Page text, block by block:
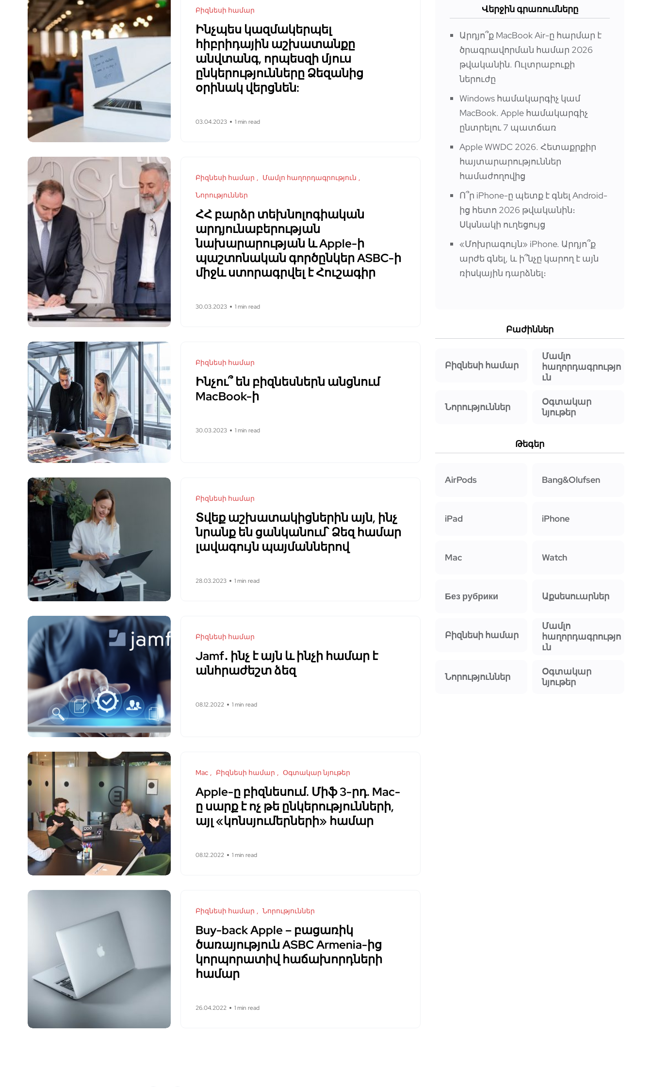
Բիզնեսի համար
Ինչպես կազմակերպել
հիբրիդային աշխատանքը
անվտանգ, որպեսզի մյուս
ընկերությունները Ձեզանից
օրինակ վերցնեն:
03.04.2023 1 min read
Բիզնեսի համար
Մամլո հաղորդագրություն
Նորություններ
ՀՀ բարձր տեխնոլոգիական
արդյունաբերության
նախարարության և Apple-ի
պաշտոնական գործընկեր ASBC-ի
միջև ստորագրվել է Հուշագիր
30.03.2023 1 min read
Բիզնեսի համար
Ինչու՞ են բիզնեսներն անցնում
MacBook-ի
30.03.2023 1 min read
Բիզնեսի համար
Տվեք աշխատակիցներին այն, ինչ
նրանք են ցանկանում՝ Ձեզ համար
լավագույն պայմաններով
28.03.2023 1 min read
Բիզնեսի համար
Jamf․ ինչ է այն և ինչի համար է
անհրաժեշտ ձեզ
08.12.2022 1 min read
Mac Բիզնեսի համար Օգտակար նյութեր
Apple-ը բիզնեսում. Միֆ 3-րդ. Mac-
ը սարք է ոչ թե ընկերությունների,
այլ «կոնսյումերների» համար
08.12.2022 1 min read
Բիզնեսի համար Նորություններ
Buy-back Apple – բացառիկ
ծառայություն ASBC Armenia-ից
կորպորատիվ հաճախորդների
համար
26.04.2022 1 min read
Վերջին գրառումները
Արդյո՞ք MacBook Air-ը հարմար է
ծրագրավորման համար 2026
թվականին. Ուլտրաբուքի
ներուժը
Windows համակարգիչ կամ
MacBook. Apple համակարգիչ
ընտրելու 7 պատճառ
Apple WWDC 2026. Հետաքրքիր
հայտարարություններ
համաժողովից
Ո՞ր iPhone-ը պետք է գնել Android-
ից հետո 2026 թվականին։
Սկսնակի ուղեցույց
«Մոխրագույն» iPhone. Արդյո՞ք
արժե գնել, և ի՞նչը կարող է այն
ռիսկային դարձնել։
Բաժիններ
Բիզնեսի համար
Մամլո
հաղորդագրությո
ւն
Նորություններ
Օգտակար
նյութեր
Թեգեր
AirPods Bang&Olufsen
iPad iPhone
Mac Watch
Без рубрики Աքսեսուարներ
Բիզնեսի համար
Մամլո
հաղորդագրությո
ւն
Նորություններ
Օգտակար
նյութեր